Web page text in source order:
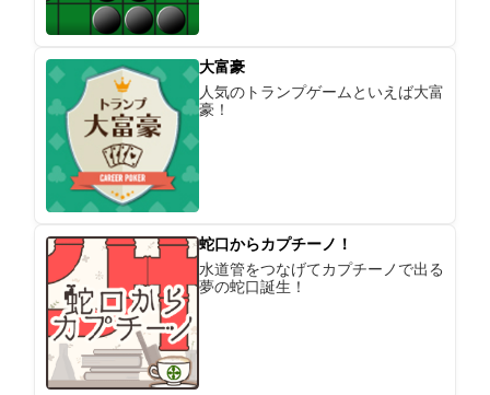
大富豪
人気のトランプゲームといえば大富
豪！
蛇口からカプチーノ！
水道管をつなげてカプチーノで出る
夢の蛇口誕生！